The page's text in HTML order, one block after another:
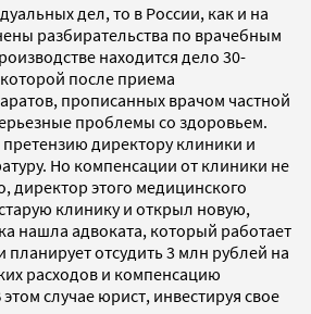
дел, то в России, как и на
разбирательства по врачебным
находится дело 30-
после приема
прописанных врачом частной
проблемы со здоровьем.
директору клиники и
Но компенсации от клиники не
директор этого медицинского
клинику и открыл новую,
нашла адвоката, который работает
планирует отсудить 3 млн рублей на
расходов и компенсацию
случае юрист, инвестируя свое